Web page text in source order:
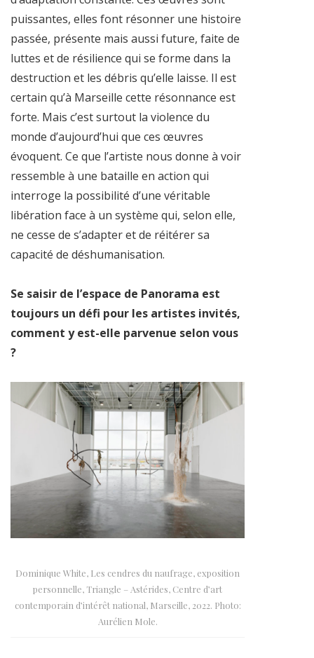
puissantes, elles font résonner une histoire
passée, présente mais aussi future, faite de
luttes et de résilience qui se forme dans la
destruction et les débris qu’elle laisse. Il est
certain qu’à Marseille cette résonnance est
forte. Mais c’est surtout la violence du
monde d’aujourd’hui que ces œuvres
évoquent. Ce que l’artiste nous donne à voir
ressemble à une bataille en action qui
interroge la possibilité d’une véritable
libération face à un système qui, selon elle,
ne cesse de s’adapter et de réitérer sa
capacité de déshumanisation.
Se saisir de l’espace de Panorama est
toujours un défi pour les artistes invités,
comment y est-elle parvenue selon vous
?
Dominique White, Les cendres du naufrage, exposition
personnelle, Triangle – Astérides, Centre d’art
contemporain d’intérêt national, Marseille, 2022. Photo:
Aurélien Mole.